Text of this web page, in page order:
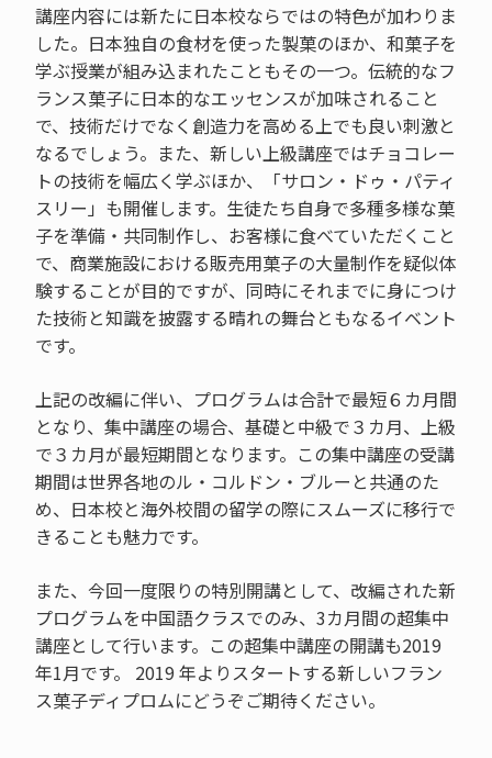
講座内容には新たに日本校ならではの特色が加わりま
した。日本独自の食材を使った製菓のほか、和菓子を
学ぶ授業が組み込まれたこともその一つ。伝統的なフ
ランス菓子に日本的なエッセンスが加味されること
で、技術だけでなく創造力を高める上でも良い刺激と
なるでしょう。また、新しい上級講座ではチョコレー
トの技術を幅広く学ぶほか、「サロン・ドゥ・パティ
スリー」も開催します。生徒たち自身で多種多様な菓
子を準備・共同制作し、お客様に食べていただくこと
で、商業施設における販売用菓子の大量制作を疑似体
験することが目的ですが、同時にそれまでに身につけ
た技術と知識を披露する晴れの舞台ともなるイベント
です。
上記の改編に伴い、プログラムは合計で最短６カ月間
となり、集中講座の場合、基礎と中級で３カ月、上級
で３カ月が最短期間となります。この集中講座の受講
期間は世界各地のル・コルドン・ブルーと共通のた
め、日本校と海外校間の留学の際にスムーズに移行で
きることも魅力です。
また、今回一度限りの特別開講として、改編された新
プログラムを中国語クラスでのみ、3カ月間の超集中
講座として行います。この超集中講座の開講も2019
年1月です。 2019 年よりスタートする新しいフラン
ス菓子ディプロムにどうぞご期待ください。